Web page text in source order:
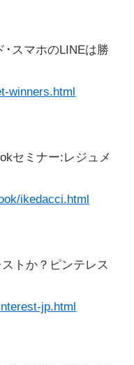
･スマホのLINEは勝
winners.html
セミナー:レジュメ
ikedacci.html
トか？ピンテレス
jp.html